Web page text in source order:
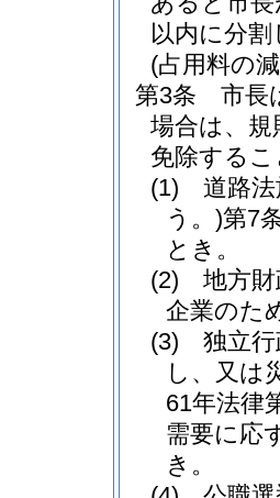
以内に分
(占用料の
第3条
市長
場合は、
免除する
(1)
道路
う。)第7
とき。
(2)
地方
企業のた
(3)
独立
し、又は
61年法律
需要に応
き。